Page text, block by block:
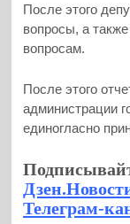
После этого
вопросы, а
вопросам.
После этого
администрации
единогласно
Телеграм-